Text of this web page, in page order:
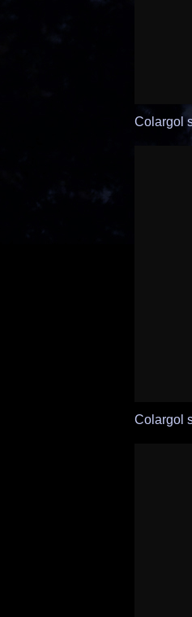
Colargol
Colargol